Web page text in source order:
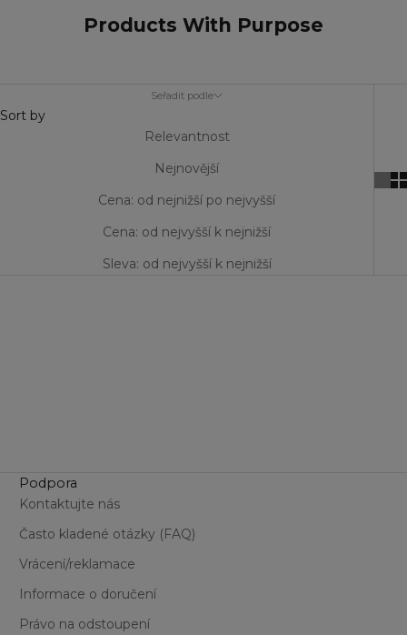
Products With Purpose
Seřadit podle
Sort by
Relevantnost
Nejnovější
Cena: od nejnižší po nejvyšší
Cena: od nejvyšší k nejnižší
Sleva: od nejvyšší k nejnižší
Podpora
Kontaktujte nás
Často kladené otázky (FAQ)
Vrácení/reklamace
Informace o doručení
Právo na odstoupení